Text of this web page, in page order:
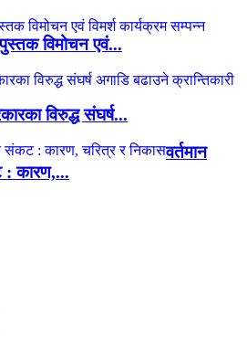
विमोचन एवं...
विरुद्ध संघर्ष...
वर्तमान
: कारण,...